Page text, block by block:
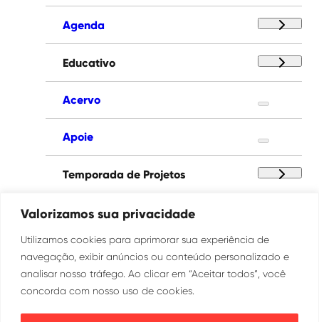
Valorizamos sua privacidade
Utilizamos cookies para aprimorar sua experiência de
navegação, exibir anúncios ou conteúdo personalizado e
analisar nosso tráfego. Ao clicar em “Aceitar todos”, você
concorda com nosso uso de cookies.
Agenda
Educativo
Acervo
Apoie
Temporada de Projetos
Paço das Artes
Institucional